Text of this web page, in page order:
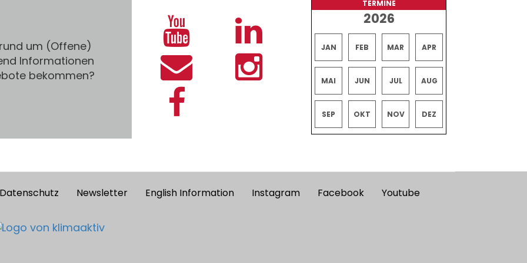
um (Offene)
Informationen
bekommen?
TERMINE
2026
JAN FEB MAR APR
MAI JUN JUL AUG
SEP OKT NOV DEZ
Datenschutz Newsletter English Information Instagram Facebook Youtube